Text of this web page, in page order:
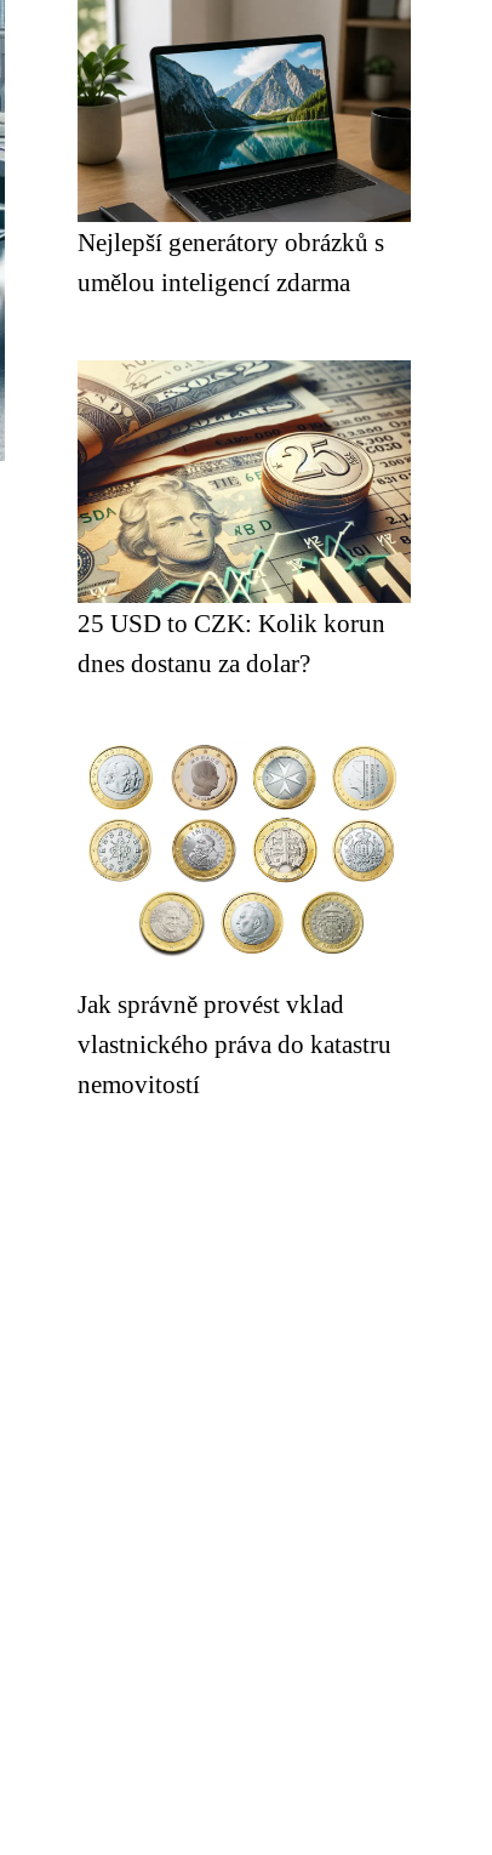
Nejlepší generátory obrázků s
umělou inteligencí zdarma
25 USD to CZK: Kolik korun
dnes dostanu za dolar?
Jak správně provést vklad
vlastnického práva do katastru
nemovitostí